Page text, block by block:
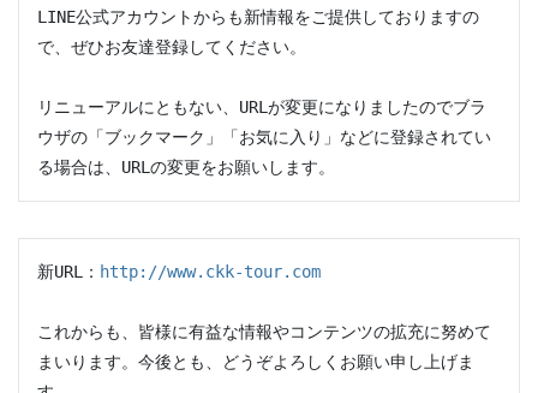
LINE公式アカウントからも新情報をご提供しておりますの
で、ぜひお友達登録してください。
リニューアルにともない、URLが変更になりましたのでブラ
ウザの「ブックマーク」「お気に入り」などに登録されてい
る場合は、URLの変更をお願いします。
新URL： http://www.ckk-tour.com
これからも、皆様に有益な情報やコンテンツの拡充に努めて
まいります。今後とも、どうぞよろしくお願い申し上げま